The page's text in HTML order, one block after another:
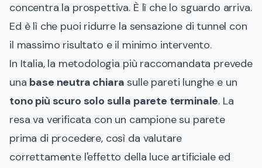
concentra la prospettiva. È lì che lo sguardo arriva.
Ed è lì che puoi ridurre la sensazione di tunnel con
il massimo risultato e il minimo intervento.
In Italia, la metodologia più raccomandata prevede
una base neutra chiara sulle pareti lunghe e un
tono più scuro solo sulla parete terminale. La
resa va verificata con un campione su parete
prima di procedere, così da valutare
correttamente l'effetto della luce artificiale ed